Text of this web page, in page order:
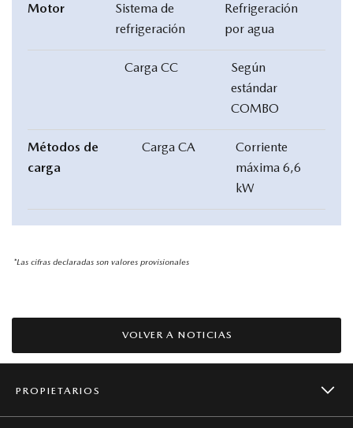
Motor
Sistema de
refrigeración
Refrigeración
por agua
Carga CC
Según
estándar
COMBO
Métodos de
carga
Carga CA
Corriente
máxima 6,6
kW
*Las cifras declaradas son valores provisionales
VOLVER A NOTICIAS
PROPIETARIOS